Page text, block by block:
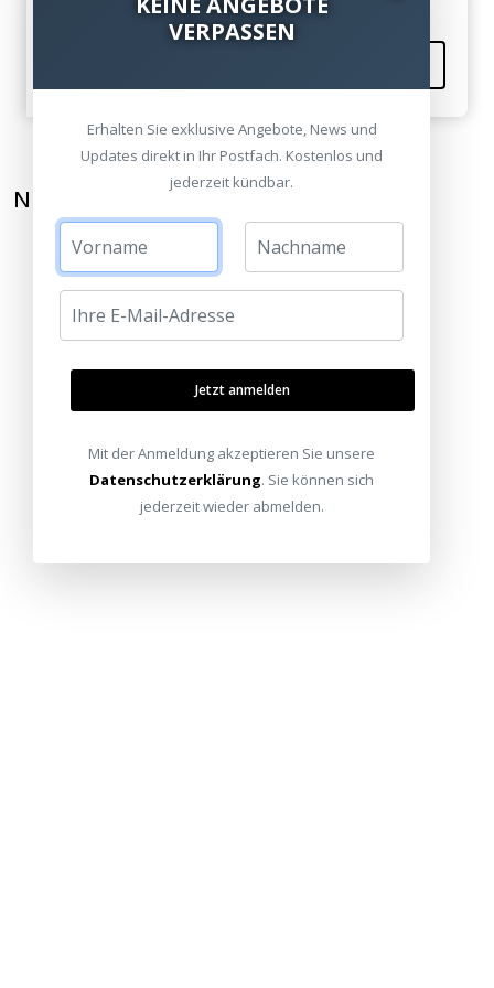
NEWSLETTER ABONNIEREN
VERPASSEN
Erhalten Sie exklusive Angebote, News und
Updates direkt in Ihr Postfach. Kostenlos und
jederzeit kündbar.
Jetzt anmelden
Mit der Anmeldung akzeptieren Sie unsere
Datenschutzerklärung. Sie können sich
jederzeit wieder abmelden.